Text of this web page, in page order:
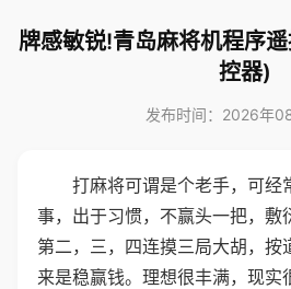
牌感敏锐!青岛麻将机程序
控器)
发布时间：2026年
打麻将可谓是个老手，可经
事，出于习惯，不赢头一把，敷
第二，三，四连摸三局大胡，按
来是稳赢钱。理想很丰满，现实